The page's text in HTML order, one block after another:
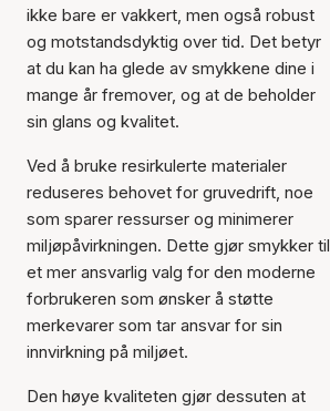
ikke bare er vakkert, men også robust
og motstandsdyktig over tid. Det betyr
at du kan ha glede av smykkene dine i
mange år fremover, og at de beholder
sin glans og kvalitet.
Ved å bruke resirkulerte materialer
reduseres behovet for gruvedrift, noe
som sparer ressurser og minimerer
miljøpåvirkningen. Dette gjør smykker til
et mer ansvarlig valg for den moderne
forbrukeren som ønsker å støtte
merkevarer som tar ansvar for sin
innvirkning på miljøet.
Den høye kvaliteten gjør dessuten at